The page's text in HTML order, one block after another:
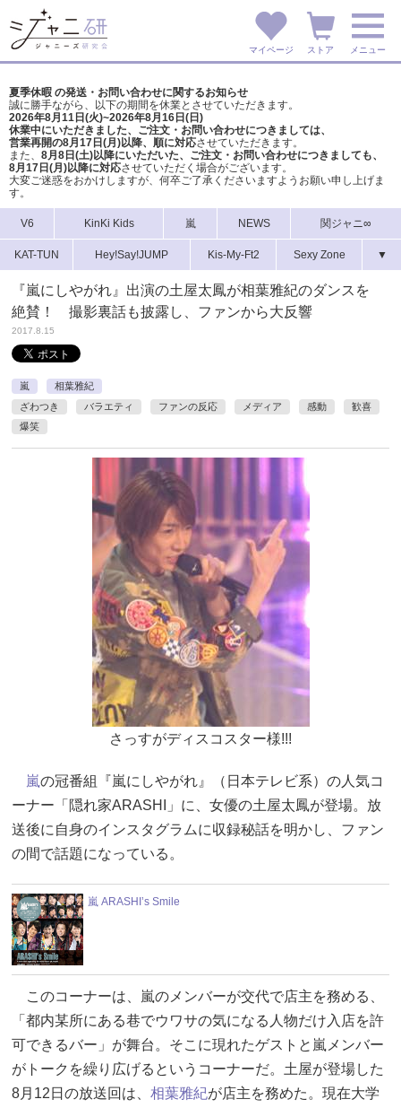
マイページ ストア メニュー
夏季休暇 の発送・お問い合わせに関するお知らせ
誠に勝手ながら、以下の期間を休業とさせていただきます。
2026年8月11日(火)~2026年8月16日(日)
休業中にいただきました、ご注文・お問い合わせにつきましては、
営業再開の8月17日(月)以降、順に対応させていただきます。
また、 8月8日(土)以降にいただいた、ご注文・ お問い合わせにつきましても、
8月17日(月)以降に対応させていただく場合がございます。
大変ご迷惑をおかけしますが、 何卒ご了承くださいますようお願い申し上げま
す。
V6 KinKi Kids 嵐 NEWS 関ジャニ∞
KAT-TUN Hey!Say!JUMP Kis-My-Ft2 Sexy Zone ▼
『嵐にしやがれ』出演の土屋太鳳が相葉雅紀のダンスを
絶賛！ 撮影裏話も披露し、ファンから大反響
2017.8.15
嵐
相葉雅紀
ざわつき
バラエティ ファンの反応 メディア 感動
歓喜
爆笑
さっすがディスコスター様!!!
嵐の冠番組『嵐にしやがれ』（日本テレビ系）の人気コ
ーナー「隠れ家ARASHI」に、女優の土屋太鳳が登場。放
送後に自身のインスタグラムに収録秘話を明かし、ファン
の間で話題になっている。
嵐 ARASHI’s Smile
このコーナーは、嵐のメンバーが交代で店主を務める、
「都内某所にある巷でウワサの気になる人物だけ入店を許
可できるバー」が舞台。そこに現れたゲストと嵐メンバー
がトークを繰り広げるというコーナーだ。土屋が登場した
8月12日の放送回は、 相葉雅紀が店主を務めた。現在大学